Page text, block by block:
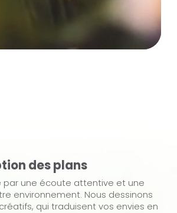
des plans
une écoute attentive et une
environnement. Nous dessinons
qui traduisent vos envies en